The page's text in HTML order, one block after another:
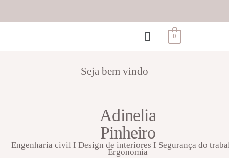
0
Seja bem vindo
Adinelia
Pinheiro
Engenharia civil I Design de interiores I Segurança do
Ergonomia